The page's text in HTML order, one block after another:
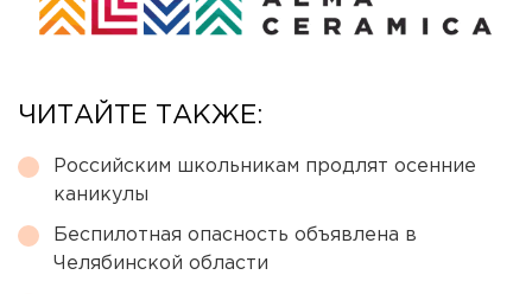
ЧИТАЙТЕ ТАКЖЕ:
Российским школьникам продлят осенние
каникулы
Беспилотная опасность объявлена в
Челябинской области